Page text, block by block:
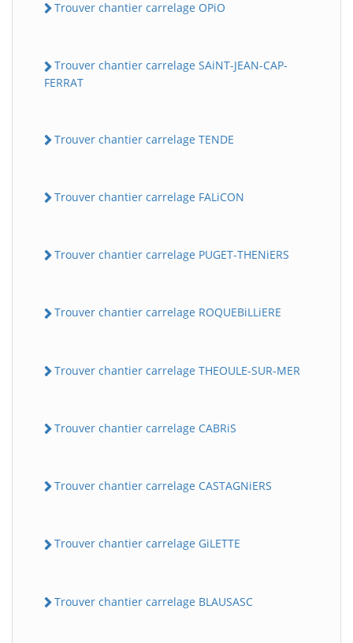
Trouver chantier carrelage OPiO
Trouver chantier carrelage SAiNT-JEAN-CAP-
FERRAT
Trouver chantier carrelage TENDE
Trouver chantier carrelage FALiCON
Trouver chantier carrelage PUGET-THENiERS
Trouver chantier carrelage ROQUEBiLLiERE
Trouver chantier carrelage THEOULE-SUR-MER
Trouver chantier carrelage CABRiS
Trouver chantier carrelage CASTAGNiERS
Trouver chantier carrelage GiLETTE
Trouver chantier carrelage BLAUSASC